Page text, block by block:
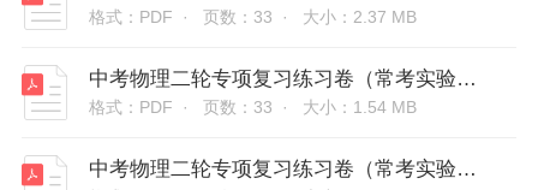
格式：PDF · 页数：33 · 大小：2.37 MB
中考物理二轮专项复习练习卷（常考实验）-用特殊方法测量物质密度（原卷版和解析版）
格式：PDF · 页数：33 · 大小：1.54 MB
中考物理二轮专项复习练习卷（常考实验）-探究焦耳定律（原卷版和解析版）